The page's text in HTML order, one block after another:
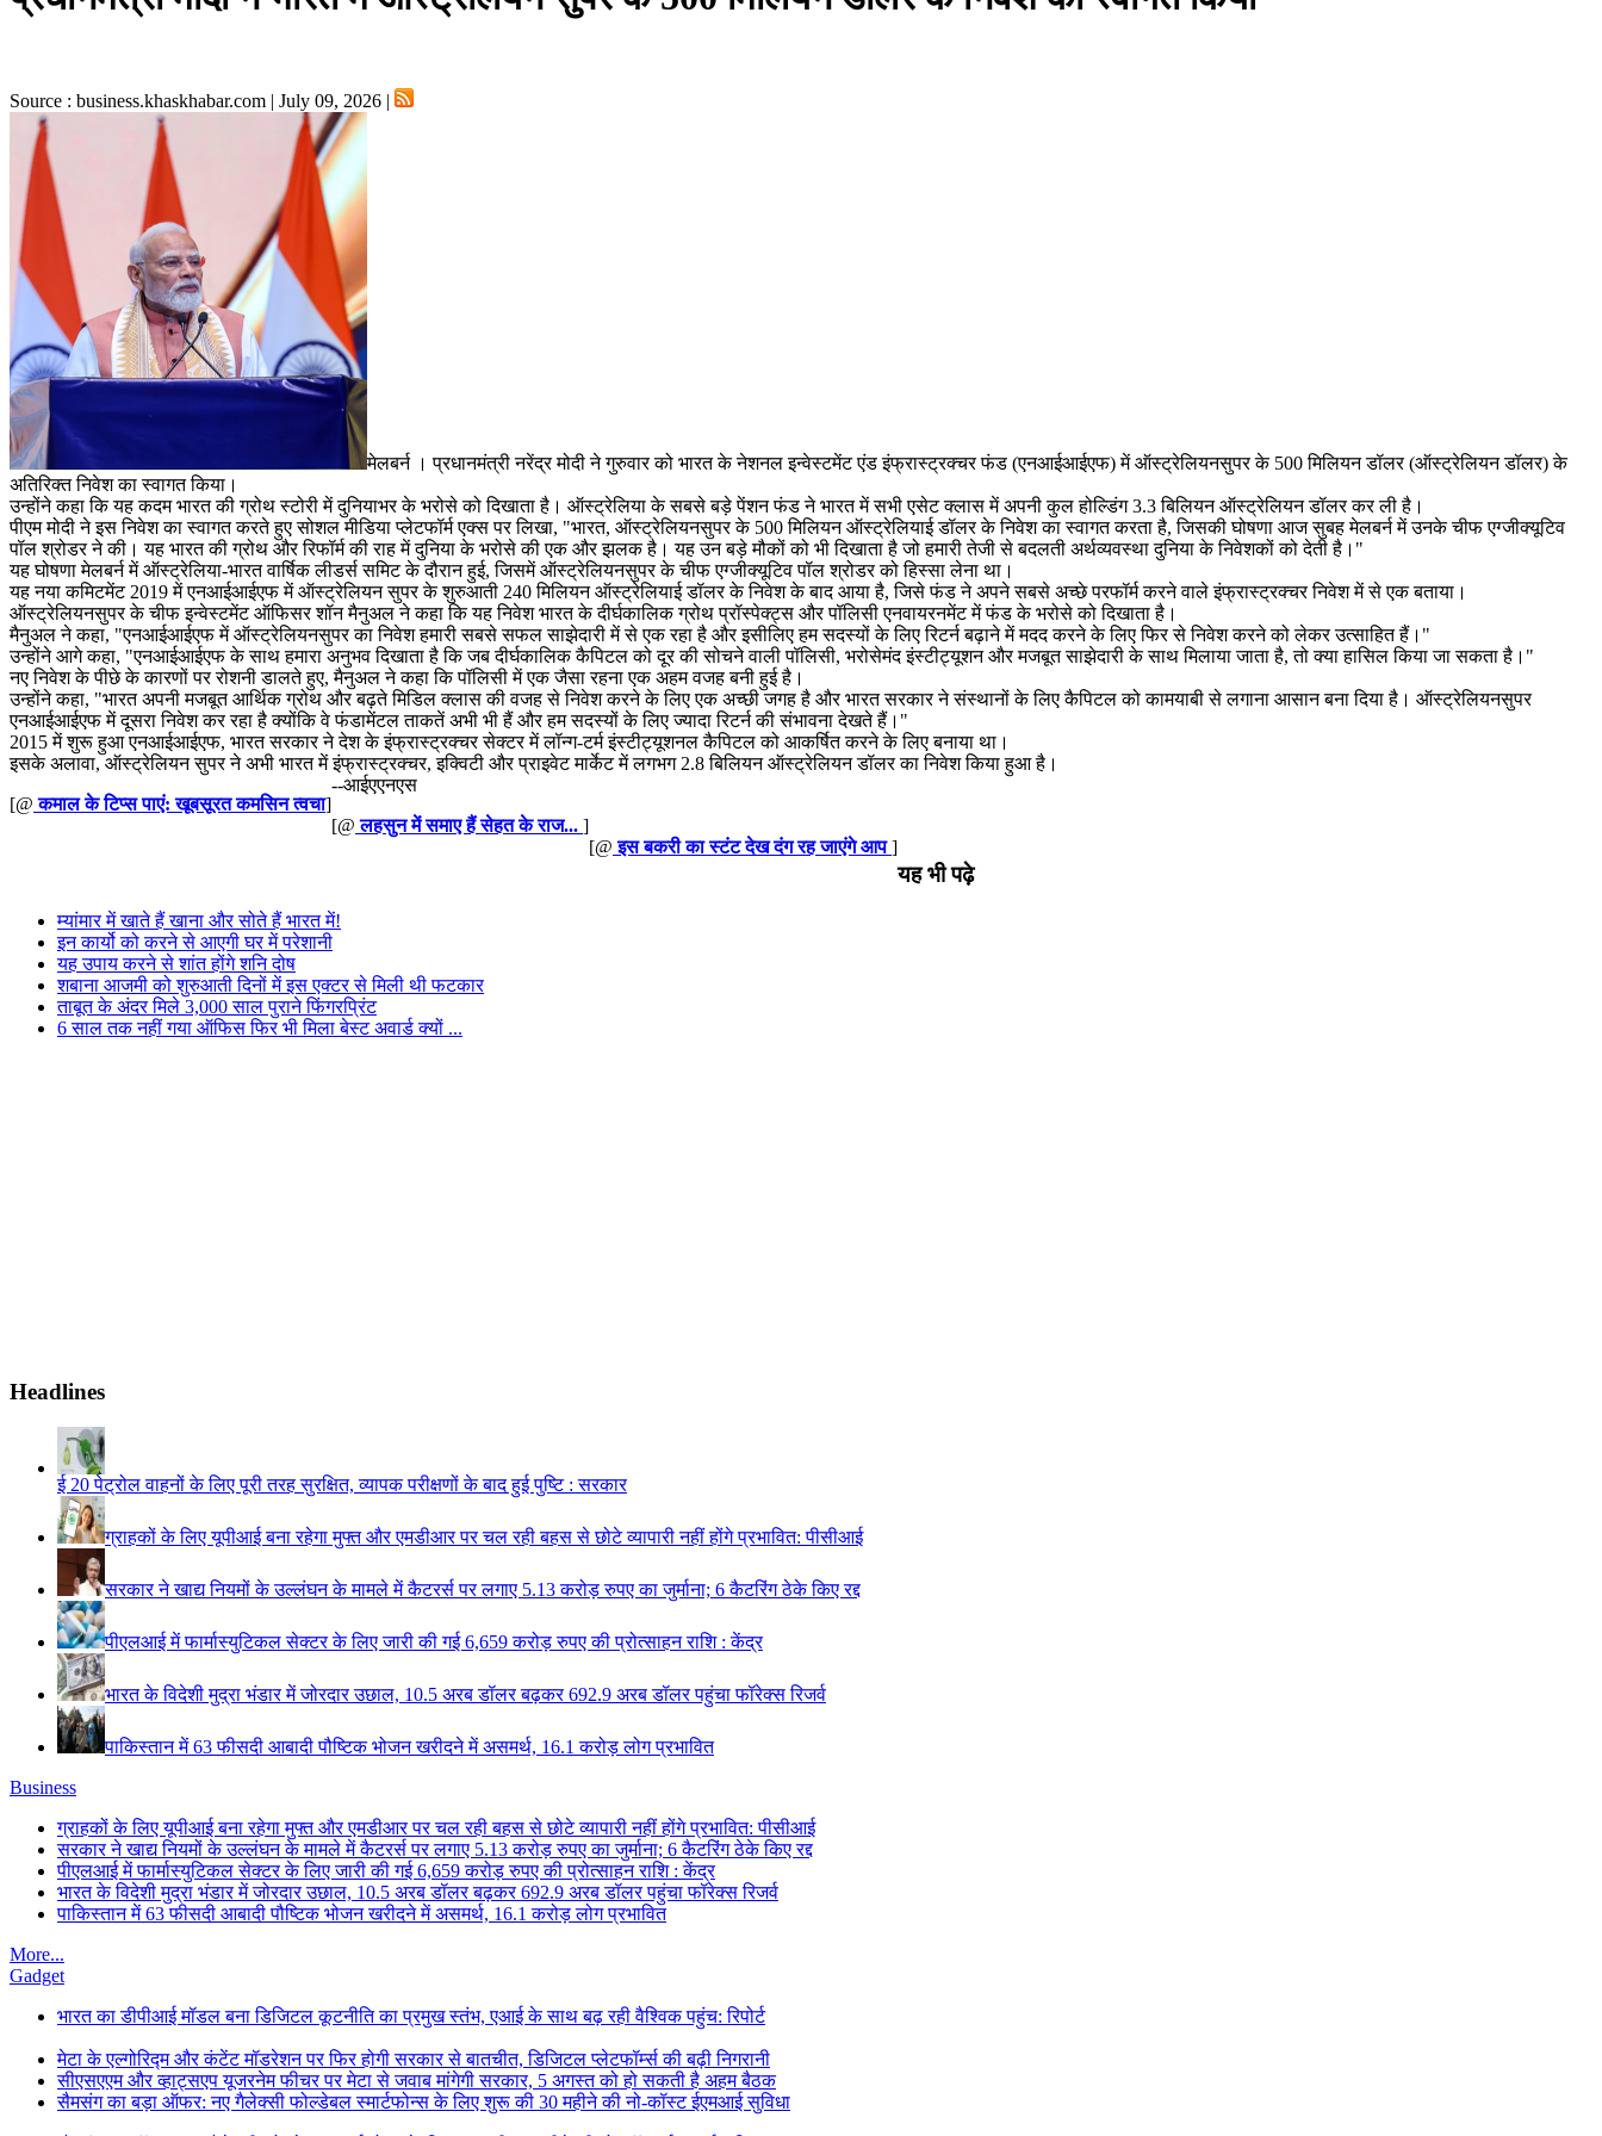
Source : business.khaskhabar.com | July 09, 2026 |
मेलबर्न । प्रधानमंत्री नरेंद्र मोदी ने गुरुवार को भारत के नेशनल इन्वेस्टमेंट एंड इंफ्रास्ट्रक्चर फंड (एनआईआईएफ) में ऑस्ट्रेलियनसुपर के 500 मिलियन डॉलर (ऑस्ट्रेलियन डॉलर) के
अतिरिक्त निवेश का स्वागत किया।
उन्होंने कहा कि यह कदम भारत की ग्रोथ स्टोरी में दुनियाभर के भरोसे को दिखाता है। ऑस्ट्रेलिया के सबसे बड़े पेंशन फंड ने भारत में सभी एसेट क्लास में अपनी कुल होल्डिंग 3.3 बिलियन ऑस्ट्रेलियन डॉलर कर ली है।
पीएम मोदी ने इस निवेश का स्वागत करते हुए सोशल मीडिया प्लेटफॉर्म एक्स पर लिखा, "भारत, ऑस्ट्रेलियनसुपर के 500 मिलियन ऑस्ट्रेलियाई डॉलर के निवेश का स्वागत करता है, जिसकी घोषणा आज सुबह मेलबर्न में उनके चीफ एग्जीक्यूटिव
पॉल श्रोडर ने की। यह भारत की ग्रोथ और रिफॉर्म की राह में दुनिया के भरोसे की एक और झलक है। यह उन बड़े मौकों को भी दिखाता है जो हमारी तेजी से बदलती अर्थव्यवस्था दुनिया के निवेशकों को देती है।"
यह घोषणा मेलबर्न में ऑस्ट्रेलिया-भारत वार्षिक लीडर्स समिट के दौरान हुई, जिसमें ऑस्ट्रेलियनसुपर के चीफ एग्जीक्यूटिव पॉल श्रोडर को हिस्सा लेना था।
यह नया कमिटमेंट 2019 में एनआईआईएफ में ऑस्ट्रेलियन सुपर के शुरुआती 240 मिलियन ऑस्ट्रेलियाई डॉलर के निवेश के बाद आया है, जिसे फंड ने अपने सबसे अच्छे परफॉर्म करने वाले इंफ्रास्ट्रक्चर निवेश में से एक बताया।
ऑस्ट्रेलियनसुपर के चीफ इन्वेस्टमेंट ऑफिसर शॉन मैनुअल ने कहा कि यह निवेश भारत के दीर्घकालिक ग्रोथ प्रॉस्पेक्ट्स और पॉलिसी एनवायरनमेंट में फंड के भरोसे को दिखाता है।
मैनुअल ने कहा, "एनआईआईएफ में ऑस्ट्रेलियनसुपर का निवेश हमारी सबसे सफल साझेदारी में से एक रहा है और इसीलिए हम सदस्यों के लिए रिटर्न बढ़ाने में मदद करने के लिए फिर से निवेश करने को लेकर उत्साहित हैं।"
उन्होंने आगे कहा, "एनआईआईएफ के साथ हमारा अनुभव दिखाता है कि जब दीर्घकालिक कैपिटल को दूर की सोचने वाली पॉलिसी, भरोसेमंद इंस्टीट्यूशन और मजबूत साझेदारी के साथ मिलाया जाता है, तो क्या हासिल किया जा सकता है।"
नए निवेश के पीछे के कारणों पर रोशनी डालते हुए, मैनुअल ने कहा कि पॉलिसी में एक जैसा रहना एक अहम वजह बनी हुई है।
उन्होंने कहा, "भारत अपनी मजबूत आर्थिक ग्रोथ और बढ़ते मिडिल क्लास की वजह से निवेश करने के लिए एक अच्छी जगह है और भारत सरकार ने संस्थानों के लिए कैपिटल को कामयाबी से लगाना आसान बना दिया है। ऑस्ट्रेलियनसुपर
एनआईआईएफ में दूसरा निवेश कर रहा है क्योंकि वे फंडामेंटल ताकतें अभी भी हैं और हम सदस्यों के लिए ज्यादा रिटर्न की संभावना देखते हैं।"
2015 में शुरू हुआ एनआईआईएफ, भारत सरकार ने देश के इंफ्रास्ट्रक्चर सेक्टर में लॉन्ग-टर्म इंस्टीट्यूशनल कैपिटल को आकर्षित करने के लिए बनाया था।
इसके अलावा, ऑस्ट्रेलियन सुपर ने अभी भारत में इंफ्रास्ट्रक्चर, इक्विटी और प्राइवेट मार्केट में लगभग 2.8 बिलियन ऑस्ट्रेलियन डॉलर का निवेश किया हुआ है।
--आईएएनएस
[@ कमाल के टिप्स पाएं: खूबसूरत कमसिन त्वचा]
[@ लहसुन में समाए हैं सेहत के राज... ]
[@ इस बकरी का स्टंट देख दंग रह जाएंगे आप]
यह भी पढ़े
म्यांमार में खाते हैं खाना और सोते हैं भारत में!
इन कार्यो को करने से आएगी घर में परेशानी
यह उपाय करने से शांत होंगे शनि दोष
शबाना आजमी को शुरुआती दिनों में इस एक्टर से मिली थी फटकार
ताबूत के अंदर मिले 3,000 साल पुराने फिंगरप्रिंट
6 साल तक नहीं गया ऑफिस फिर भी मिला बेस्ट अवार्ड क्यों ...
Headlines
ई 20 पेट्रोल वाहनों के लिए पूरी तरह सुरक्षित, व्यापक परीक्षणों के बाद हुई पुष्टि : सरकार
ग्राहकों के लिए यूपीआई बना रहेगा मुफ्त और एमडीआर पर चल रही बहस से छोटे व्यापारी नहीं होंगे प्रभावित: पीसीआई
सरकार ने खाद्य नियमों के उल्लंघन के मामले में कैटरर्स पर लगाए 5.13 करोड़ रुपए का जुर्माना; 6 कैटरिंग ठेके किए रद्द
पीएलआई में फार्मास्युटिकल सेक्टर के लिए जारी की गई 6,659 करोड़ रुपए की प्रोत्साहन राशि : केंद्र
भारत के विदेशी मुद्रा भंडार में जोरदार उछाल, 10.5 अरब डॉलर बढ़कर 692.9 अरब डॉलर पहुंचा फॉरेक्स रिजर्व
पाकिस्तान में 63 फीसदी आबादी पौष्टिक भोजन खरीदने में असमर्थ, 16.1 करोड़ लोग प्रभावित
Business
ग्राहकों के लिए यूपीआई बना रहेगा मुफ्त और एमडीआर पर चल रही बहस से छोटे व्यापारी नहीं होंगे प्रभावित: पीसीआई
सरकार ने खाद्य नियमों के उल्लंघन के मामले में कैटरर्स पर लगाए 5.13 करोड़ रुपए का जुर्माना; 6 कैटरिंग ठेके किए रद्द
पीएलआई में फार्मास्युटिकल सेक्टर के लिए जारी की गई 6,659 करोड़ रुपए की प्रोत्साहन राशि : केंद्र
भारत के विदेशी मुद्रा भंडार में जोरदार उछाल, 10.5 अरब डॉलर बढ़कर 692.9 अरब डॉलर पहुंचा फॉरेक्स रिजर्व
पाकिस्तान में 63 फीसदी आबादी पौष्टिक भोजन खरीदने में असमर्थ, 16.1 करोड़ लोग प्रभावित
More...
Gadget
भारत का डीपीआई मॉडल बना डिजिटल कूटनीति का प्रमुख स्तंभ, एआई के साथ बढ़ रही वैश्विक पहुंच: रिपोर्ट
मेटा के एल्गोरिद्म और कंटेंट मॉडरेशन पर फिर होगी सरकार से बातचीत, डिजिटल प्लेटफॉर्म्स की बढ़ी निगरानी
सीएसएएम और व्हाट्सएप यूजरनेम फीचर पर मेटा से जवाब मांगेगी सरकार, 5 अगस्त को हो सकती है अहम बैठक
सैमसंग का बड़ा ऑफर: नए गैलेक्सी फोल्डेबल स्मार्टफोन्स के लिए शुरू की 30 महीने की नो-कॉस्ट ईएमआई सुविधा